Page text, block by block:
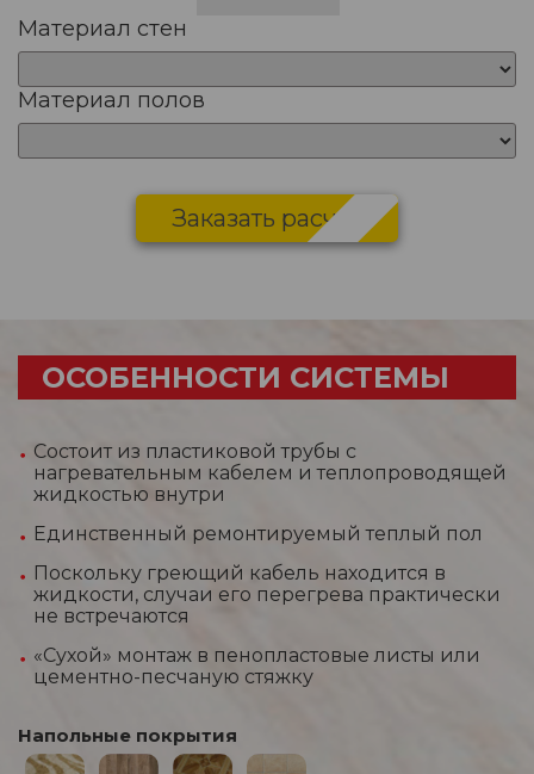
Материал стен
Материал полов
Заказать расчет
ОСОБЕННОСТИ СИСТЕМЫ
Состоит из пластиковой трубы с
нагревательным кабелем и теплопроводящей
жидкостью внутри
Единственный ремонтируемый теплый пол
Поскольку греющий кабель находится в
жидкости, случаи его перегрева практически
не встречаются
«Сухой» монтаж в пенопластовые листы или
цементно-песчаную стяжку
Напольные покрытия